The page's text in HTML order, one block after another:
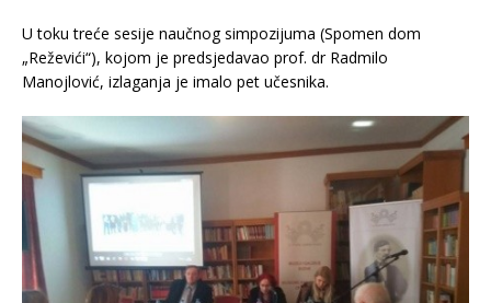
U toku treće sesije naučnog simpozijuma (Spomen dom
„Reževići“), kojom je predsjedavao prof. dr Radmilo
Manojlović, izlaganja je imalo pet učesnika.